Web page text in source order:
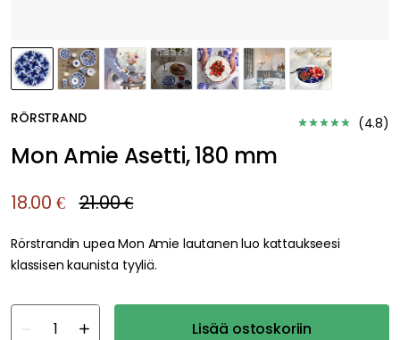
RÖRSTRAND (4.8)
Mon Amie Asetti, 180 mm
18.00 € 21.00 €
Rörstrandin upea Mon Amie lautanen luo kattaukseesi
klassisen kaunista tyyliä.
Lisää ostoskoriin